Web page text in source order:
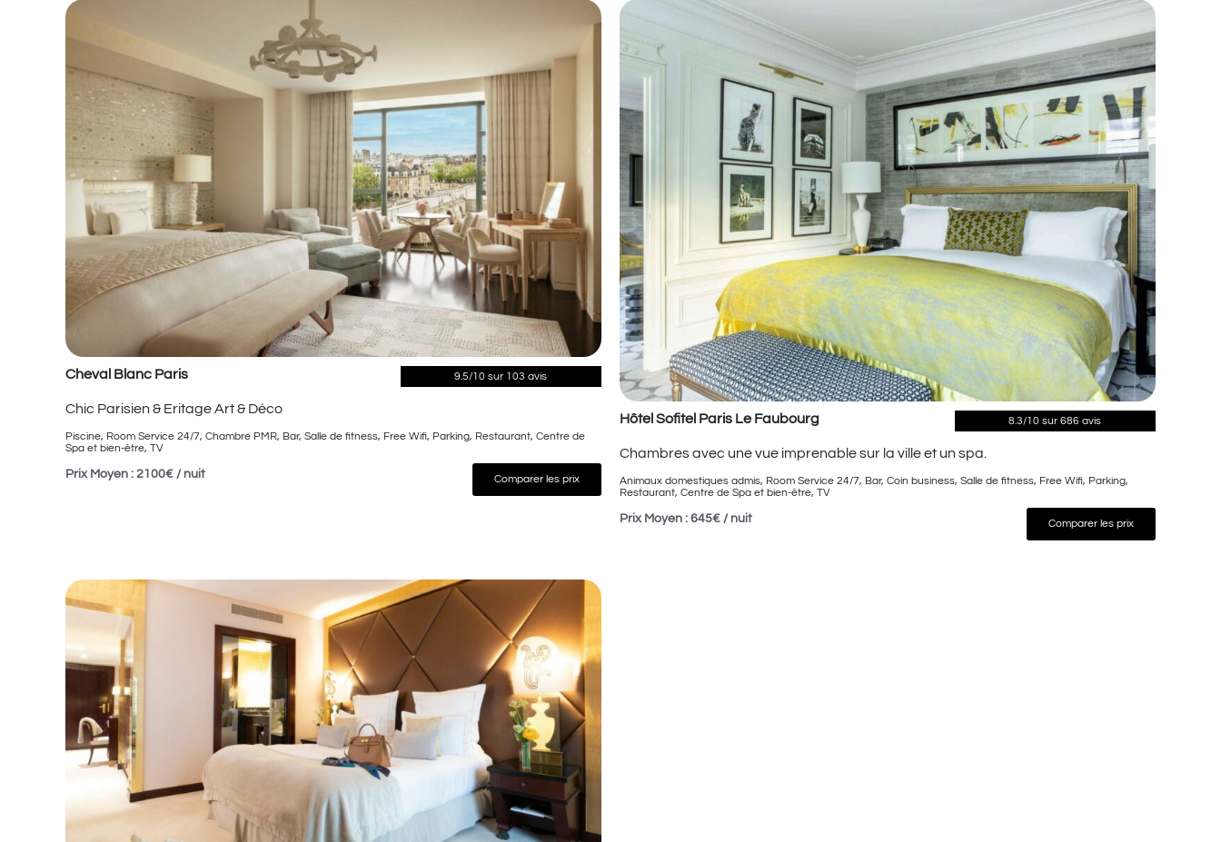
Cheval Blanc Paris 9.5/10 sur 103 avis
Chic Parisien & Eritage Art & Déco
Piscine, Room Service 24/7, Chambre PMR, Bar, Salle de fitness, Free Wifi, Parking, Restaurant, Centre de
Spa et bien-être, TV
Prix Moyen : 2100€ / nuit Comparer les prix
Hôtel Sofitel Paris Le Faubourg 8.3/10 sur 686 avis
Chambres avec une vue imprenable sur la ville et un spa.
Animaux domestiques admis, Room Service 24/7, Bar, Coin business, Salle de fitness, Free Wifi, Parking,
Restaurant, Centre de Spa et bien-être, TV
Prix Moyen : 645€ / nuit Comparer les prix